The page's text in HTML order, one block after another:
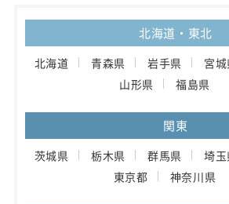
北海道・東北
北海道 青森県 岩手県 宮
山形県
福島県
関東
茨城県 栃木県 群馬県 埼
東京都
神奈川県